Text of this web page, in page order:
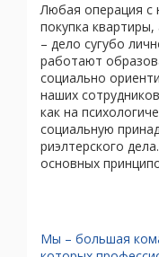
Любая операция с
покупка
– дело сугубо
работают
социально
наших
как на
социальную
риэлтерского
основных
Мы – большая